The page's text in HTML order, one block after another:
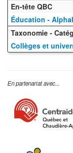
En-tête QBC
Éducation -
Taxonomie -
Collèges et
En partenariat avec...